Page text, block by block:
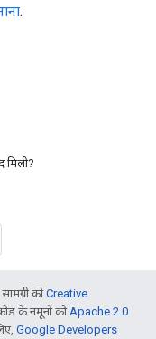
.
मिली?
कोCreative
के नमूनों कोApache 2.0
Google Developers